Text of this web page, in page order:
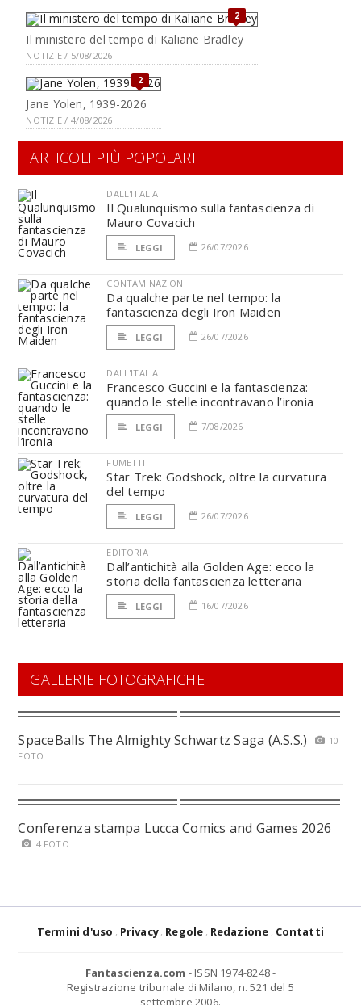
2
Il ministero del tempo di Kaliane Bradley
NOTIZIE / 5/08/2026
2
Jane Yolen, 1939-2026
NOTIZIE / 4/08/2026
ARTICOLI PIÙ POPOLARI
DALL'ITALIA
Il Qualunquismo sulla fantascienza di
Mauro Covacich
LEGGI 26/07/2026
CONTAMINAZIONI
Da qualche parte nel tempo: la
fantascienza degli Iron Maiden
LEGGI 26/07/2026
DALL'ITALIA
Francesco Guccini e la fantascienza:
quando le stelle incontravano l’ironia
LEGGI 7/08/2026
FUMETTI
Star Trek: Godshock, oltre la curvatura
del tempo
LEGGI 26/07/2026
EDITORIA
Dall’antichità alla Golden Age: ecco la
storia della fantascienza letteraria
LEGGI 16/07/2026
GALLERIE FOTOGRAFICHE
SpaceBalls The Almighty Schwartz Saga (A.S.S.)
10
FOTO
Conferenza stampa Lucca Comics and Games 2026
4 FOTO
Termini d'uso Privacy Regole Redazione Contatti
Fantascienza.com - ISSN 1974-8248 -
Registrazione tribunale di Milano, n. 521 del 5
settembre 2006.